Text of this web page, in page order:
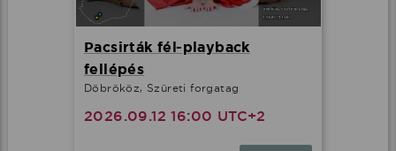
Pacsirták fél-playback
fellépés
Döbrököz, Szüreti forgatag
2026.09.12 16:00 UTC+2